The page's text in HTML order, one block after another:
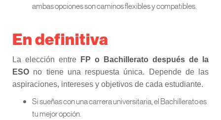
ambas opciones son caminos flexibles y compatibles.
En definitiva
La elección entre
FP o Bachillerato después de la
ESO no tiene una respuesta única. Depende de las
aspiraciones, intereses y objetivos de cada estudiante.
Si sueñas con una carrera universitaria, el Bachillerato es
tu mejor opción.